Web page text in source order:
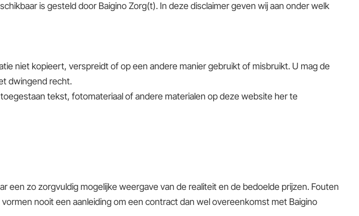
is gesteld door Baigino Zorg(t). In deze disclaimer geven wij aan onder welk
niet kopieert, verspreidt of op een andere manier gebruikt of misbruikt. U mag de
dwingend recht.
tekst, fotomateriaal of andere materialen op deze website her te
zo zorgvuldig mogelijke weergave van de realiteit en de bedoelde prijzen. Fouten
nooit een aanleiding om een contract dan wel overeenkomst met Baigino